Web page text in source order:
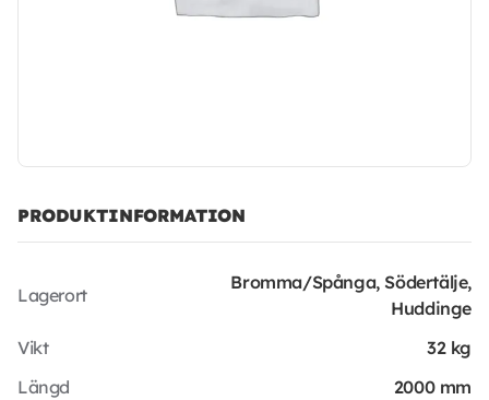
PRODUKTINFORMATION
Lagerort
Bromma/Spånga, Södertälje,
Huddinge
Vikt
32 kg
Längd
2000 mm